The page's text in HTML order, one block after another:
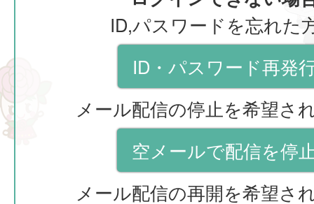
ID,パスワードを忘れた
ID・パスワード再発
メール配信の停止を希望さ
空メールで配信を停
メール配信の再開を希望さ